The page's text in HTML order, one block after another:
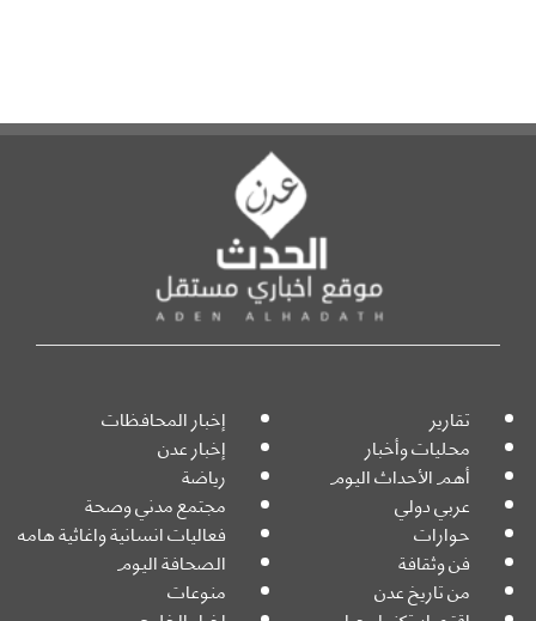
تقارير إخبار المحافظات
محليات وأخبار إخبار عدن
أهم الأحداث اليوم رياضة
عربي دولي مجتمع مدني وصحة
حوارات فعاليات انسانية واغاثية هامه
فن وثقافة الصحافة اليوم
من تاريخ عدن منوعات